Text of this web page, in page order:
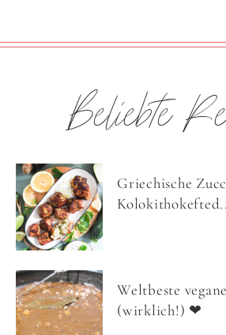
Beliebte
Griechische
Weltbeste
(wirklich!) ❤